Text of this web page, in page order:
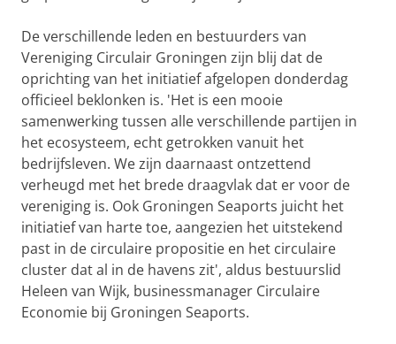
De verschillende leden en bestuurders van
Vereniging Circulair Groningen zijn blij dat de
oprichting van het initiatief afgelopen donderdag
officieel beklonken is. 'Het is een mooie
samenwerking tussen alle verschillende partijen in
het ecosysteem, echt getrokken vanuit het
bedrijfsleven. We zijn daarnaast ontzettend
verheugd met het brede draagvlak dat er voor de
vereniging is. Ook Groningen Seaports juicht het
initiatief van harte toe, aangezien het uitstekend
past in de circulaire propositie en het circulaire
cluster dat al in de havens zit', aldus bestuurslid
Heleen van Wijk, businessmanager Circulaire
Economie bij Groningen Seaports.